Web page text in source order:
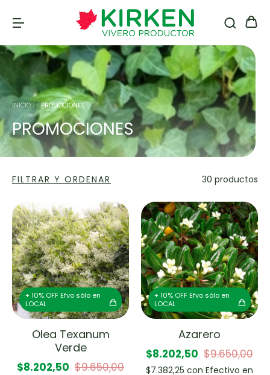
INICIO / PROMOCIONES
PROMOCIONES
FILTRAR Y ORDENAR 30 productos
+ 10% OFF Efvo sólo en
LOCAL
Olea Texanum
Verde
$8.202,50 $9.650,00
+ 10% OFF Efvo sólo en
LOCAL
Azarero
$8.202,50 $9.650,00
$7.382,25 con Efectivo en